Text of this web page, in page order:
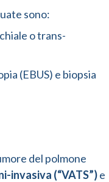
sono:
o trans-
(EBUS) e biopsia
del polmone
invasiva (“VATS”)e